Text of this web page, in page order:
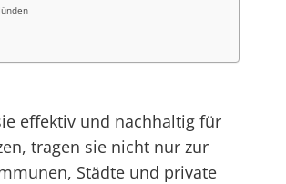
effektiv und nachhaltig für
tragen sie nicht nur zur
Städte und private